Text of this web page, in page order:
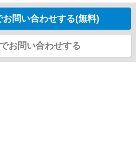
お問い合わせする(無料)
お問い合わせする